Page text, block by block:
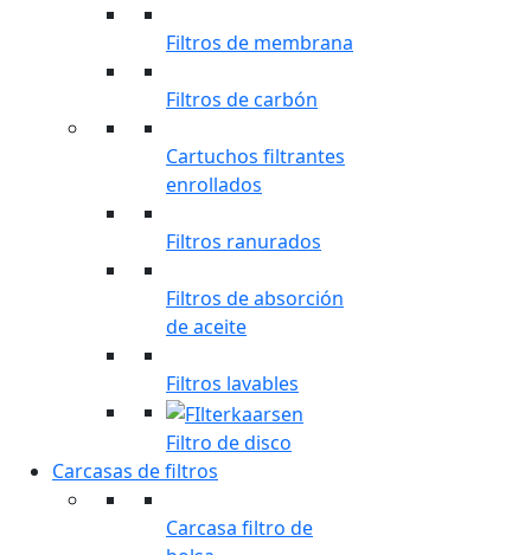
Filtros de membrana
Filtros de carbón
Cartuchos filtrantes
enrollados
Filtros ranurados
Filtros de absorción
de aceite
Filtros lavables
Filtro de disco
Carcasas de filtros
Carcasa filtro de